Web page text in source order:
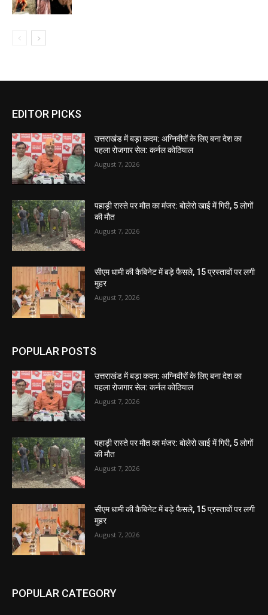
EDITOR PICKS
उत्तराखंड में बड़ा कदम: अग्निवीरों के लिए बना देश का
पहला रोजगार सेल: कर्नल कोठियाल
August 7, 2026
पहाड़ी रास्ते पर मौत का मंजर: बोलेरो खाई में गिरी, 5 लोगों
की मौत
August 7, 2026
सीएम धामी की कैबिनेट में बड़े फैसले, 15 प्रस्तावों पर लगी
मुहर
August 7, 2026
POPULAR POSTS
उत्तराखंड में बड़ा कदम: अग्निवीरों के लिए बना देश का
पहला रोजगार सेल: कर्नल कोठियाल
August 7, 2026
पहाड़ी रास्ते पर मौत का मंजर: बोलेरो खाई में गिरी, 5 लोगों
की मौत
August 7, 2026
सीएम धामी की कैबिनेट में बड़े फैसले, 15 प्रस्तावों पर लगी
मुहर
August 7, 2026
POPULAR CATEGORY